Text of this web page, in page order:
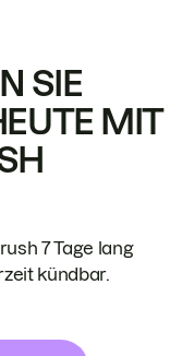
SIE
MIT
7 Tage lang
kündbar.